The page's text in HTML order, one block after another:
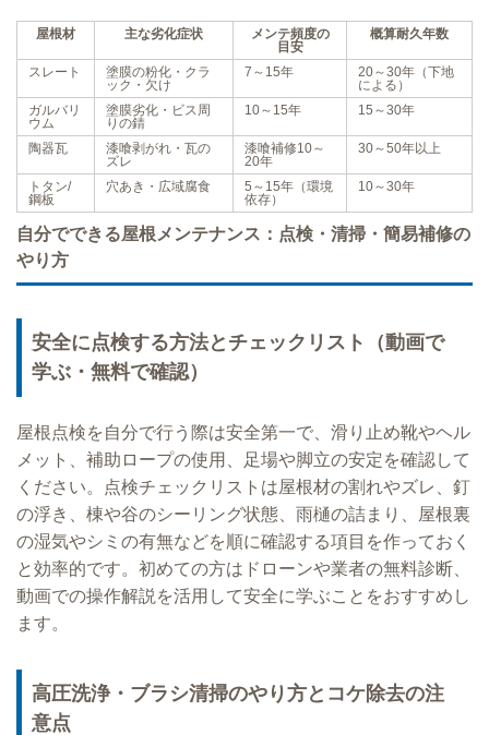
屋根材 主な劣化症状
メンテ頻度の
目安
概算耐久年数
スレート
塗膜の粉化・クラ
ック・欠け
7～15年
20～30年（下地
による）
ガルバリ
ウム
塗膜劣化・ビス周
りの錆
10～15年 15～30年
陶器瓦
漆喰剥がれ・瓦の
ズレ
漆喰補修10～
20年
30～50年以上
トタン/
鋼板
穴あき・広域腐食
5～15年（環境
依存）
10～30年
自分でできる屋根メンテナンス：点検・清掃・簡易補修の
やり方
安全に点検する方法とチェックリスト（動画で
学ぶ・無料で確認）
屋根点検を自分で行う際は安全第一で、滑り止め靴やヘル
メット、補助ロープの使用、足場や脚立の安定を確認して
ください。点検チェックリストは屋根材の割れやズレ、釘
の浮き、棟や谷のシーリング状態、雨樋の詰まり、屋根裏
の湿気やシミの有無などを順に確認する項目を作っておく
と効率的です。初めての方はドローンや業者の無料診断、
動画での操作解説を活用して安全に学ぶことをおすすめし
ます。
高圧洗浄・ブラシ清掃のやり方とコケ除去の注
意点